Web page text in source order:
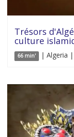
Trésors
culture
66 min' | Algeria |